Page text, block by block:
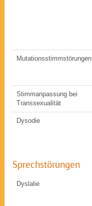
Mutationsstimmstörungen
Stimmanpassung bei
Transsexualität
Dysodie
Sprechstörungen
Dyslalie